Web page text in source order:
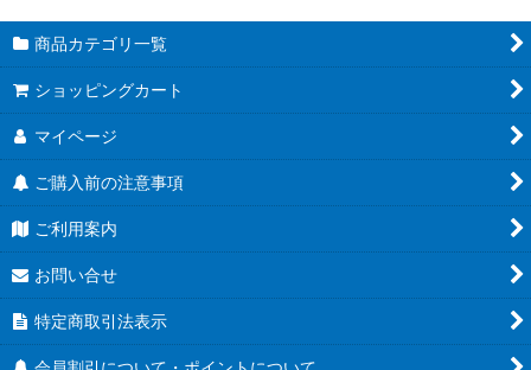
商品カテゴリ一覧
ショッピングカート
マイページ
ご購入前の注意事項
ご利用案内
お問い合せ
特定商取引法表示